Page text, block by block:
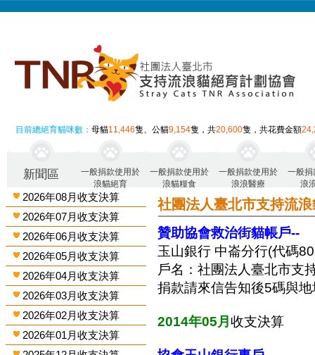
目前總絕育貓咪數：母貓11,446隻、公貓9,154隻，共20,600隻，共花費金額
新聞區
一般捐款使用於
浪貓絕育
一般捐款使用於
浪貓糧食
一般捐款使用於
浪浪醫療
一般捐
浪
2026年08月收支決算
2026年07月收支決算
2026年06月收支決算
2026年05月收支決算
2026年04月收支決算
2026年03月收支決算
2026年02月收支決算
2026年01月收支決算
社團法人臺北市支持流
贊助協會救治街貓帳戶--
玉山銀行 中崙分行(代碼
戶名：社團法人臺北市支
捐款請來信告知後5碼與
2014年05月收支決算